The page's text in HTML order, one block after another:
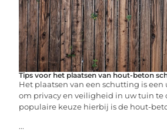
Tips voor het plaatsen van hout-beton
Het plaatsen van een schutting is
om privacy en veiligheid in uw tuin te
populaire keuze hierbij is de hout-
...